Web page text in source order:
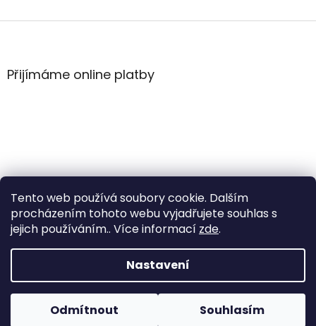
Tento web používá soubory cookie. Dalším
procházením tohoto webu vyjadřujete souhlas s
jejich používáním.. Více informací zde.
Nastavení
Odmítnout Souhlasím
Z
aPřijímáme online platby
Vytvořil Shoptet
Copyright 2026WintersportHK. Všechna práva